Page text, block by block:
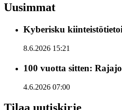
Uusimmat
Kyberisku
8.6.2026 15:21
100 vuotta sitten:
4.6.2026 07:00